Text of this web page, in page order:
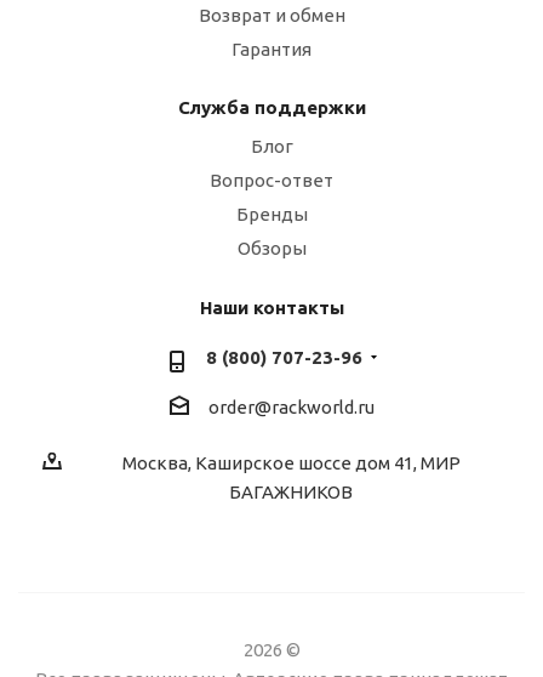
Возврат и обмен
Гарантия
Служба поддержки
Блог
Вопрос-ответ
Бренды
Обзоры
Наши контакты
8 (800) 707-23-96
order@rackworld.ru
Москва, Каширское шоссе дом 41, МИР
БАГАЖНИКОВ
2026 ©